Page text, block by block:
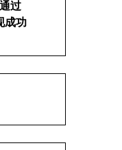
过
成功